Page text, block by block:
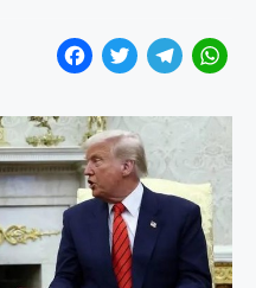
F
c
e
b
o
o
T
i
t
t
e
r
T
g
W
t
s
A
p